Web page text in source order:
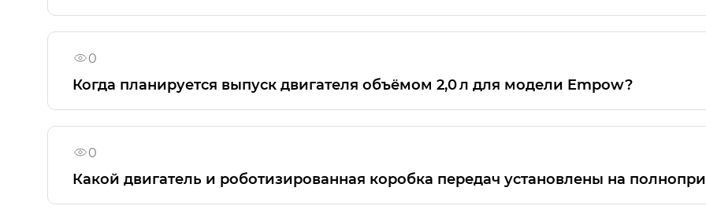
Автомобили бренда GAC, предназначенные для внутреннего рынка Китая и для российского
(фаркопа) для российского рынка не предусмотрена.
0
Когда планируется выпуск двигателя объёмом 2,0 л для модели Empow?
В данный момент нет информации о двигателе 2,0 л для модели GAC Empow.
0
Какой двигатель и роботизированная коробка передач установлены на
Двигатель и роботизированная коробка передач являются собственной разработкой